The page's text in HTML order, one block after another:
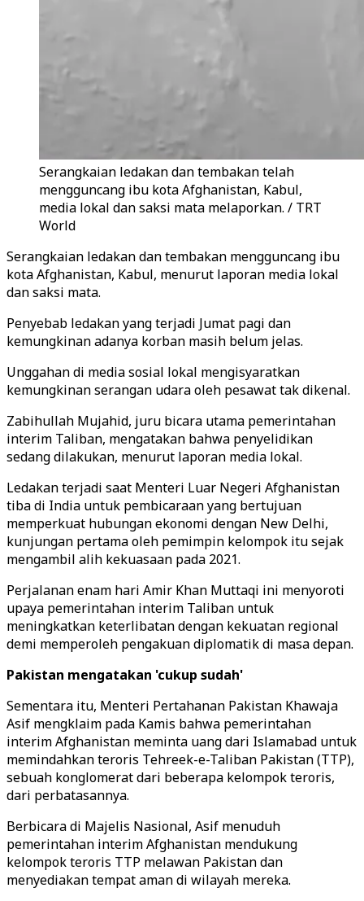
Serangkaian ledakan dan tembakan telah
mengguncang ibu kota Afghanistan, Kabul,
media lokal dan saksi mata melaporkan. / TRT
World
Serangkaian ledakan dan tembakan mengguncang ibu
kota Afghanistan, Kabul, menurut laporan media lokal
dan saksi mata.
Penyebab ledakan yang terjadi Jumat pagi dan
kemungkinan adanya korban masih belum jelas.
Unggahan di media sosial lokal mengisyaratkan
kemungkinan serangan udara oleh pesawat tak dikenal.
Zabihullah Mujahid, juru bicara utama pemerintahan
interim Taliban, mengatakan bahwa penyelidikan
sedang dilakukan, menurut laporan media lokal.
Ledakan terjadi saat Menteri Luar Negeri Afghanistan
tiba di India untuk pembicaraan yang bertujuan
memperkuat hubungan ekonomi dengan New Delhi,
kunjungan pertama oleh pemimpin kelompok itu sejak
mengambil alih kekuasaan pada 2021.
Perjalanan enam hari Amir Khan Muttaqi ini menyoroti
upaya pemerintahan interim Taliban untuk
meningkatkan keterlibatan dengan kekuatan regional
demi memperoleh pengakuan diplomatik di masa depan.
Pakistan mengatakan 'cukup sudah'
Sementara itu, Menteri Pertahanan Pakistan Khawaja
Asif mengklaim pada Kamis bahwa pemerintahan
interim Afghanistan meminta uang dari Islamabad untuk
memindahkan teroris Tehreek-e-Taliban Pakistan (TTP),
sebuah konglomerat dari beberapa kelompok teroris,
dari perbatasannya.
Berbicara di Majelis Nasional, Asif menuduh
pemerintahan interim Afghanistan mendukung
kelompok teroris TTP melawan Pakistan dan
menyediakan tempat aman di wilayah mereka.